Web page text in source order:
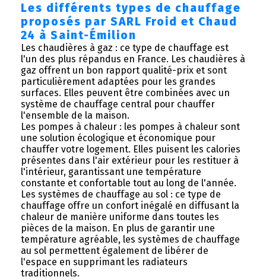
Les différents types de chauffage
proposés par SARL Froid et Chaud
24 à Saint-Émilion
Les chaudières à gaz : ce type de chauffage est
l'un des plus répandus en France. Les chaudières à
gaz offrent un bon rapport qualité-prix et sont
particulièrement adaptées pour les grandes
surfaces. Elles peuvent être combinées avec un
système de chauffage central pour chauffer
l'ensemble de la maison.
Les pompes à chaleur : les pompes à chaleur sont
une solution écologique et économique pour
chauffer votre logement. Elles puisent les calories
présentes dans l'air extérieur pour les restituer à
l'intérieur, garantissant une température
constante et confortable tout au long de l'année.
Les systèmes de chauffage au sol : ce type de
chauffage offre un confort inégalé en diffusant la
chaleur de manière uniforme dans toutes les
pièces de la maison. En plus de garantir une
température agréable, les systèmes de chauffage
au sol permettent également de libérer de
l'espace en supprimant les radiateurs
traditionnels.